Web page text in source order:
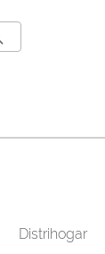
Distrihogar